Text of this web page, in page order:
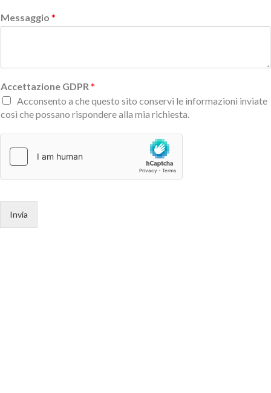
Messaggio *
Accettazione GDPR *
Acconsento a che questo sito conservi le informazioni inviate
così che possano rispondere alla mia richiesta.
Invia